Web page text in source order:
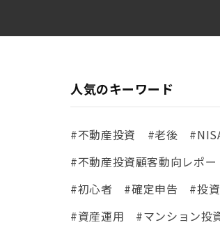
人気のキーワード
#不動産投資 #老後
#不動産投資顧客動向レポー
#初心者
#確定申告
#投
#資産運用
#マンション投